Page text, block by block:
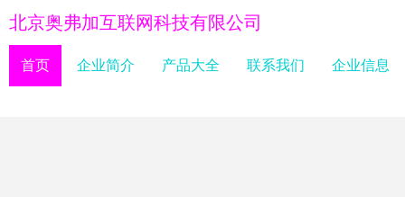
北京奥弗加互联网科技有限公司
首页 企业简介 产品大全 联系我们 企业信息